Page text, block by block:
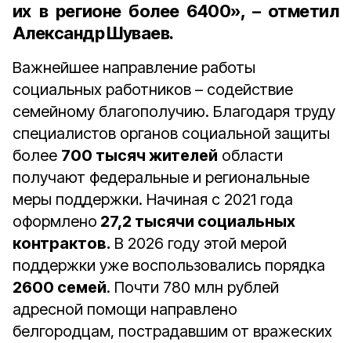
их в регионе более 6400», – отметил
Александр Шуваев.
Важнейшее направление работы
социальных работников – содействие
семейному благополучию. Благодаря труду
специалистов органов социальной защиты
более 700 тысяч жителей области
получают федеральные и региональные
меры поддержки. Начиная с 2021 года
оформлено 27,2 тысячи социальных
контрактов. В 2026 году этой мерой
поддержки уже воспользовались порядка
2600 семей. Почти 780 млн рублей
адресной помощи направлено
белгородцам, пострадавшим от вражеских